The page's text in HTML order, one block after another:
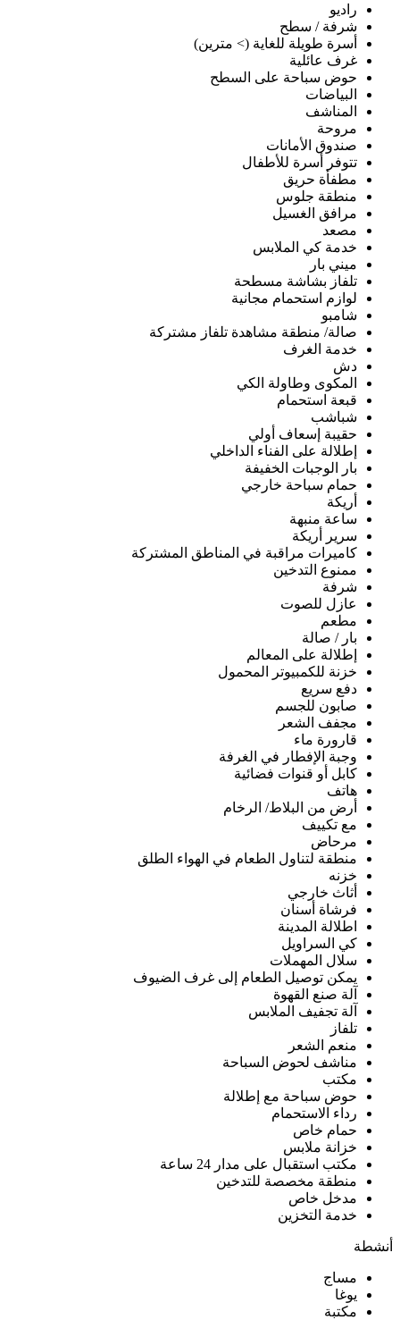
راديو
شرفة / سطح
أسرة طويلة للغاية (> مترين)
غرف عائلية
حوض سباحة على السطح
البياضات
المناشف
مروحة
صندوق الأمانات
تتوفر أسرة للأطفال
مطفأة حريق
منطقة جلوس
مرافق الغسيل
مصعد
خدمة كي الملابس
ميني بار
تلفاز بشاشة مسطحة
لوازم استحمام مجانية
شامبو
صالة/ منطقة مشاهدة تلفاز مشتركة
خدمة الغرف
دش
المكوى وطاولة الكي
قبعة استحمام
شباشب
حقيبة إسعاف أولي
إطلالة على الفناء الداخلي
بار الوجبات الخفيفة
حمام سباحة خارجي
أريكة
ساعة منبهة
سرير أريكة
كاميرات مراقبة في المناطق المشتركة
ممنوع التدخين
شرفة
عازل للصوت
مطعم
بار / صالة
إطلالة على المعالم
خزنة للكمبيوتر المحمول
دفع سريع
صابون للجسم
مجفف الشعر
قارورة ماء
وجبة الإفطار في الغرفة
كابل أو قنوات فضائية
هاتف
أرض من البلاط/ الرخام
مع تكييف
مرحاض
منطقة لتناول الطعام في الهواء الطلق
خزنه
أثاث خارجي
فرشاة أسنان
اطلالة المدينة
كي السراويل
سلال المهملات
يمكن توصيل الطعام إلى غرف الضيوف
آلة صنع القهوة
آلة تجفيف الملابس
تلفاز
منعم الشعر
مناشف لحوض السباحة
مكتب
حوض سباحة مع إطلالة
رداء الاستحمام
حمام خاص
خزانة ملابس
مكتب استقبال على مدار 24 ساعة
منطقة مخصصة للتدخين
مدخل خاص
خدمة التخزين
أنشطة
مساج
يوغا
مكتبة